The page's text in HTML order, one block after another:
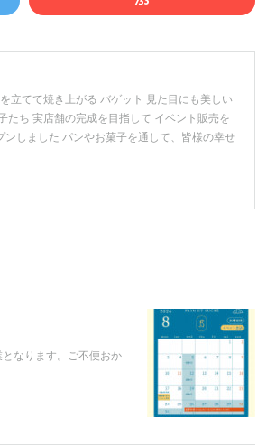
立てて焼き上がる バゲット 見た目にも美しい
ち 実店舗の完成を目指して イベント販売を
しました パンやお菓子を通して、皆様の幸せ
なります。ご不便おか